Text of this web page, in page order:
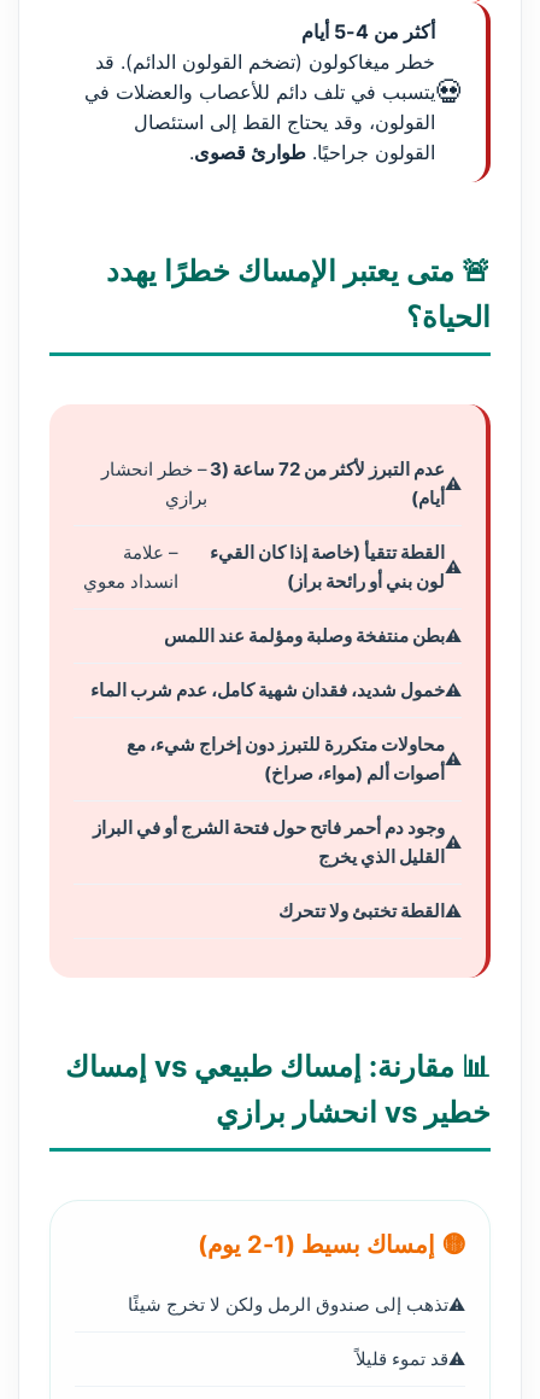
💀
أكثر من 4-5 أيام
خطر ميغاكولون (تضخم القولون الدائم). قد
يتسبب في تلف دائم للأعصاب والعضلات في
القولون، وقد يحتاج القط إلى استئصال
القولون جراحيًا. طوارئ قصوى.
🚨 متى يعتبر الإمساك خطرًا يهدد
الحياة؟
عدم التبرز لأكثر من 72 ساعة (3
أيام)
– خطر انحشار
برازي
القطة تتقيأ (خاصة إذا كان القيء
لون بني أو رائحة براز)
– علامة
انسداد معوي
بطن منتفخة وصلبة ومؤلمة عند اللمس
خمول شديد، فقدان شهية كامل، عدم شرب الماء
محاولات متكررة للتبرز دون إخراج شيء، مع
أصوات ألم (مواء، صراخ)
وجود دم أحمر فاتح حول فتحة الشرج أو في البراز
القليل الذي يخرج
القطة تختبئ ولا تتحرك
📊 مقارنة: إمساك طبيعي vs إمساك
خطير vs انحشار برازي
🟡 إمساك بسيط (1-2 يوم)
تذهب إلى صندوق الرمل ولكن لا تخرج شيئًا
قد تموء قليلاً